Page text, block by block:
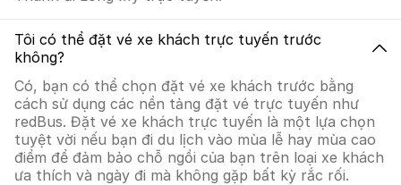
Tôi có thể đặt vé xe khách trực tuyến trước
không?
Có, bạn có thể chọn đặt vé xe khách trước bằng
cách sử dụng các nền tảng đặt vé trực tuyến như
redBus. Đặt vé xe khách trực tuyến là một lựa chọn
tuyệt vời nếu bạn đi du lịch vào mùa lễ hay mùa cao
điểm để đảm bảo chỗ ngồi của bạn trên loại xe khách
ưa thích và ngày đi mà không gặp bất kỳ rắc rối.